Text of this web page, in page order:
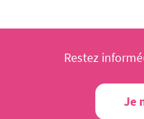
Restez
Je